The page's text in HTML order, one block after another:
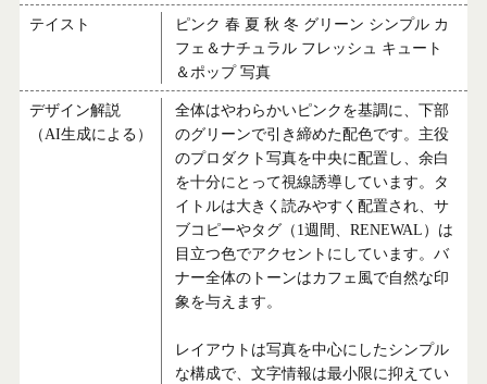
テイスト
ピンク 春 夏 秋 冬 グリーン シンプル カ
フェ＆ナチュラル フレッシュ キュート
＆ポップ 写真
デザイン解説
（AI生成による）
全体はやわらかいピンクを基調に、下部
のグリーンで引き締めた配色です。主役
のプロダクト写真を中央に配置し、余白
を十分にとって視線誘導しています。タ
イトルは大きく読みやすく配置され、サ
ブコピーやタグ（1週間、RENEWAL）は
目立つ色でアクセントにしています。バ
ナー全体のトーンはカフェ風で自然な印
象を与えます。
レイアウトは写真を中心にしたシンプル
な構成で、文字情報は最小限に抑えてい